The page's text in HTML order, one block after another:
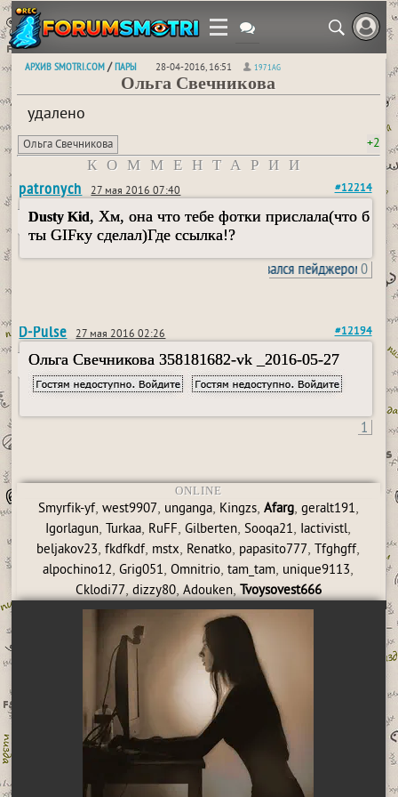
АРХИВ SMOTRI.COM /ПАРЫ 28-04-2016, 16:51 1971AG
Ольга Свечникова
удалено
Ольга Свечникова +2
КОММЕНТАРИИ
patronych 27 мая 2016 07:40 #12214
Dusty Kid, Хм, она что тебе фотки прислала(что б
ты GIFку сделал)Где ссылка!?
пользовался пейджером0
D-Pulse 27 мая 2016 02:26 #12194
Ольга Свечникова 358181682-vk _2016-05-27
1
ONLINE
Smyrfik-yf, west9907, unganga, Kingzs, Afarg, geralt191,
Igorlagun,Turkaa, RuFF,Gilberten,Sooqa21, Iactivistl,
beljakov23,fkdfkdf, mstx, Renatko, papasito777,Tfghgff,
alpochino12,Grig051,Omnitrio,tam_tam, unique9113,
Cklodi77,dizzy80,Adouken,Tvoysovest666